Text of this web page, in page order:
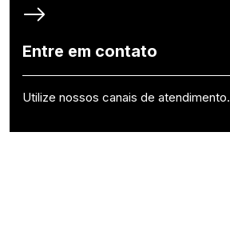
Entre em contato
Utilize nossos canais de atendimento.